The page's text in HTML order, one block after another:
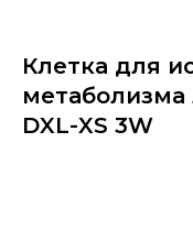
Клетка для
DXL-XS 3W